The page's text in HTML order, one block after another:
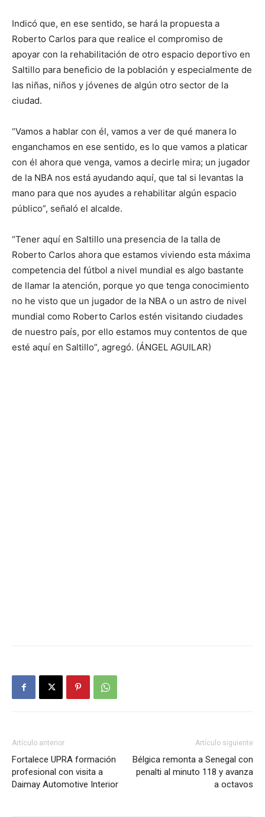
Indicó que, en ese sentido, se hará la propuesta a
Roberto Carlos para que realice el compromiso de
apoyar con la rehabilitación de otro espacio deportivo en
Saltillo para beneficio de la población y especialmente de
las niñas, niños y jóvenes de algún otro sector de la
ciudad.
“Vamos a hablar con él, vamos a ver de qué manera lo
enganchamos en ese sentido, es lo que vamos a platicar
con él ahora que venga, vamos a decirle mira; un jugador
de la NBA nos está ayudando aquí, que tal si levantas la
mano para que nos ayudes a rehabilitar algún espacio
público”, señaló el alcalde.
“Tener aquí en Saltillo una presencia de la talla de
Roberto Carlos ahora que estamos viviendo esta máxima
competencia del fútbol a nivel mundial es algo bastante
de llamar la atención, porque yo que tenga conocimiento
no he visto que un jugador de la NBA o un astro de nivel
mundial como Roberto Carlos estén visitando ciudades
de nuestro país, por ello estamos muy contentos de que
esté aquí en Saltillo”, agregó. (ÁNGEL AGUILAR)
Artículo anterior
Fortalece UPRA formación
profesional con visita a
Daimay Automotive Interior
Artículo siguiente
Bélgica remonta a Senegal con
penalti al minuto 118 y avanza
a octavos